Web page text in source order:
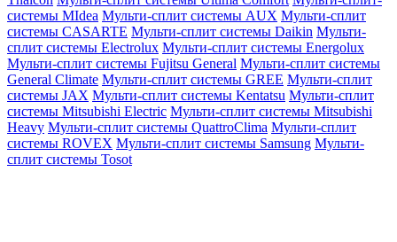
системы MIdea Мульти-сплит системы AUX Мульти-сплит
системы CASARTE Мульти-сплит системы Daikin Мульти-
сплит системы Electrolux Мульти-сплит системы Energolux
Мульти-сплит системы Fujitsu General Мульти-сплит системы
General Climate Мульти-сплит системы GREE Мульти-сплит
системы JAX Мульти-сплит системы Kentatsu Мульти-сплит
системы Mitsubishi Electric Мульти-сплит системы Mitsubishi
Heavy Мульти-сплит системы QuattroClima Мульти-сплит
системы ROVEX Мульти-сплит системы Samsung Мульти-
сплит системы Tosot